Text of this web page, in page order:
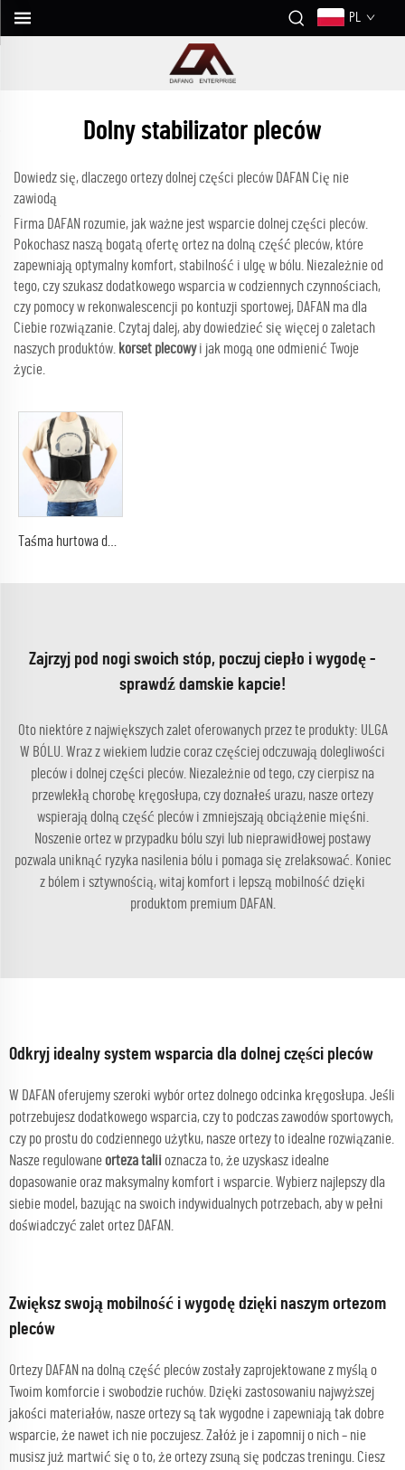
PL
Dolny stabilizator pleców
Dowiedz się, dlaczego ortezy dolnej części pleców DAFAN Cię nie
zawiodą
Firma DAFAN rozumie, jak ważne jest wsparcie dolnej części pleców.
Pokochasz naszą bogatą ofertę ortez na dolną część pleców, które
zapewniają optymalny komfort, stabilność i ulgę w bólu. Niezależnie od
tego, czy szukasz dodatkowego wsparcia w codziennych czynnościach,
czy pomocy w rekonwalescencji po kontuzji sportowej, DAFAN ma dla
Ciebie rozwiązanie. Czytaj dalej, aby dowiedzieć się więcej o zaletach
naszych produktów. korset plecowyi jak mogą one odmienić Twoje
życie.
Zajrzyj pod nogi swoich stóp, poczuj ciepło i wygodę -
sprawdź damskie kapcie!
Oto niektóre z największych zalet oferowanych przez te produkty: ULGA
W BÓLU. Wraz z wiekiem ludzie coraz częściej odczuwają dolegliwości
pleców i dolnej części pleców. Niezależnie od tego, czy cierpisz na
przewlekłą chorobę kręgosłupa, czy doznałeś urazu, nasze ortezy
wspierają dolną część pleców i zmniejszają obciążenie mięśni.
Noszenie ortez w przypadku bólu szyi lub nieprawidłowej postawy
pozwala uniknąć ryzyka nasilenia bólu i pomaga się zrelaksować. Koniec
z bólem i sztywnością, witaj komfort i lepszą mobilność dzięki
produktom premium DAFAN.
Odkryj idealny system wsparcia dla dolnej części pleców
W DAFAN oferujemy szeroki wybór ortez dolnego odcinka kręgosłupa. Jeśli
potrzebujesz dodatkowego wsparcia, czy to podczas zawodów sportowych,
czy po prostu do codziennego użytku, nasze ortezy to idealne rozwiązanie.
Nasze regulowaneorteza taliioznacza to, że uzyskasz idealne
dopasowanie oraz maksymalny komfort i wsparcie. Wybierz najlepszy dla
siebie model, bazując na swoich indywidualnych potrzebach, aby w pełni
doświadczyć zalet ortez DAFAN.
Zwiększ swoją mobilność i wygodę dzięki naszym ortezom
pleców
Ortezy DAFAN na dolną część pleców zostały zaprojektowane z myślą o
Twoim komforcie i swobodzie ruchów. Dzięki zastosowaniu najwyższej
jakości materiałów, nasze ortezy są tak wygodne i zapewniają tak dobre
wsparcie, że nawet ich nie poczujesz. Załóż je i zapomnij o nich – nie
musisz już martwić się o to, że ortezy zsuną się podczas treningu. Ciesz